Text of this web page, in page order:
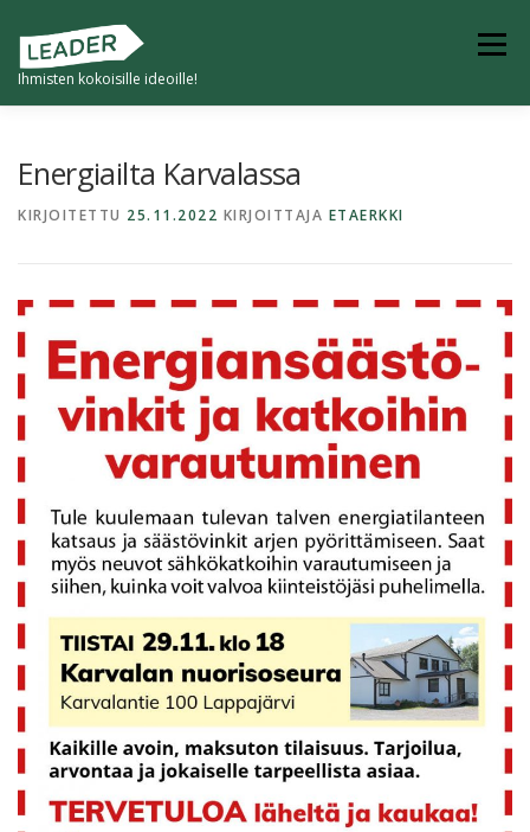
sisältöön
Ihmisten kokoisille ideoille!
Valikko
Energiailta Karvalassa
KIRJOITETTU 25.11.2022 KIRJOITTAJA ETAERKKI